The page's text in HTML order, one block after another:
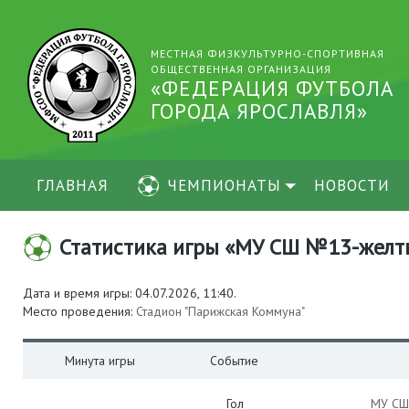
МЕСТНАЯ ФИЗКУЛЬТУРНО-СПОРТИВНАЯ
ОБЩЕСТВЕННАЯ ОРГАНИЗАЦИЯ
«ФЕДЕРАЦИЯ ФУТБОЛА
ГОРОДА ЯРОСЛАВЛЯ»
ГЛАВНАЯ ЧЕМПИОНАТЫ НОВОСТИ
Статистика игры «МУ СШ №13-
Дата и время игры: 04.07.2026, 11:40.
Место проведения: Стадион "Парижская Коммуна"
Минута игры Событие
Гол МУ СШ